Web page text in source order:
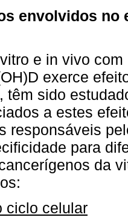
envolvidos no
e in vivo
exerce
têm sido
a estes
responsáveis
para
da
ciclo celular